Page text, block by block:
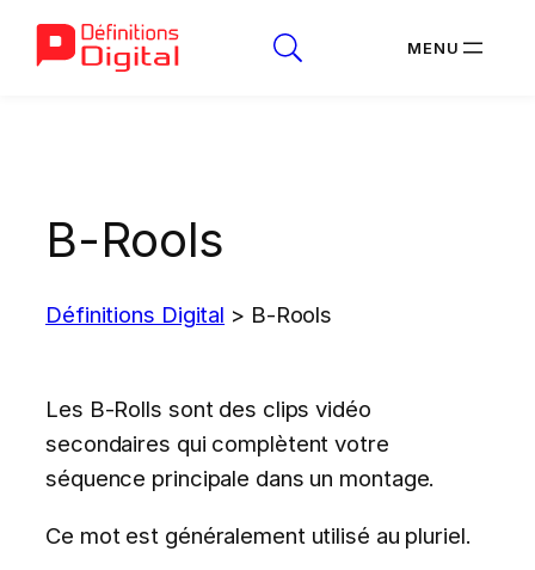
B-Rools
Définitions Digital > B-Rools
Les B-Rolls sont des clips vidéo
secondaires qui complètent votre
séquence principale dans un montage.
Ce mot est généralement utilisé au pluriel.